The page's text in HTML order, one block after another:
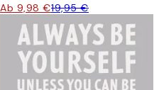
Ab 9,98 €19,95 €